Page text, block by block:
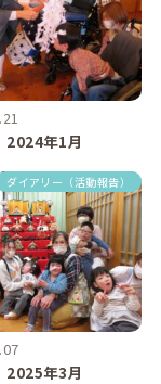
年1月
ダイアリー（活動報告）
年3月